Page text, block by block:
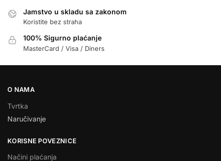
Jamstvo u skladu sa zakonom
Koristite bez straha
100% Sigurno plaćanje
MasterCard / Visa / Diners
O NAMA
Tvrtka
Naručivanje
KORISNE POVEZNICE
Načini plaćanja